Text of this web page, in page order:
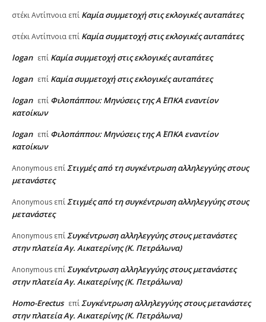
στέκι Αντίπνοια επί Καμία συμμετοχή στις εκλογικές αυταπάτες
στέκι Αντίπνοια επί Καμία συμμετοχή στις εκλογικές αυταπάτες
logan επί Καμία συμμετοχή στις εκλογικές αυταπάτες
logan επί Καμία συμμετοχή στις εκλογικές αυταπάτες
logan επί Φιλοπάππου: Μηνύσεις της Α΄ ΕΠΚΑ εναντίον
κατοίκων
logan επί Φιλοπάππου: Μηνύσεις της Α΄ ΕΠΚΑ εναντίον
κατοίκων
Anonymous επίΣτιγμές από τη συγκέντρωση αλληλεγγύης στους
μετανάστες
Anonymous επίΣτιγμές από τη συγκέντρωση αλληλεγγύης στους
μετανάστες
Anonymous επίΣυγκέντρωση αλληλεγγύης στους μετανάστες
στην πλατεία Αγ. Αικατερίνης (Κ. Πετράλωνα)
Anonymous επίΣυγκέντρωση αλληλεγγύης στους μετανάστες
στην πλατεία Αγ. Αικατερίνης (Κ. Πετράλωνα)
Homo-Erectus επίΣυγκέντρωση αλληλεγγύης στους μετανάστες
στην πλατεία Αγ. Αικατερίνης (Κ. Πετράλωνα)